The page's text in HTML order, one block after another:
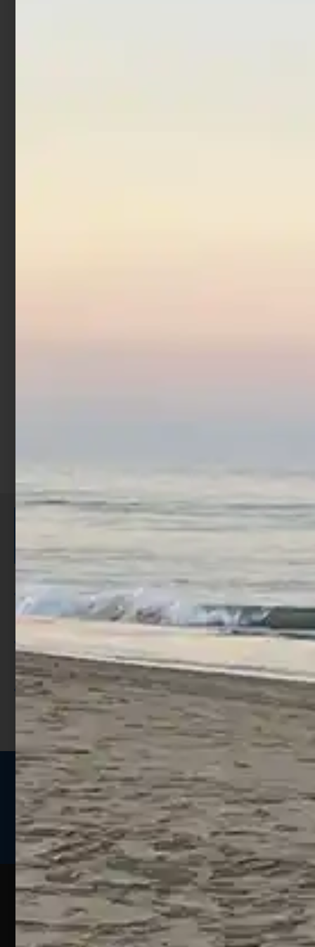
ISCRIVITI E RICEVI 3,50€ DI
SCONTO >
Per ogni acquisto accumuli ulteriori
punti;
Utilizza i punti per ricevere uno
sconto;
I punti sono indicati nella pagina
prodotto;
Seguici sui social
Web
Pesca
Un portale
Esperienze
Guide
sulla
Assistenza
Clienti
Contatti
Assistenza
Ecommerce